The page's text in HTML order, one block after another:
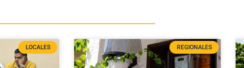
LOCALES REGIONALES